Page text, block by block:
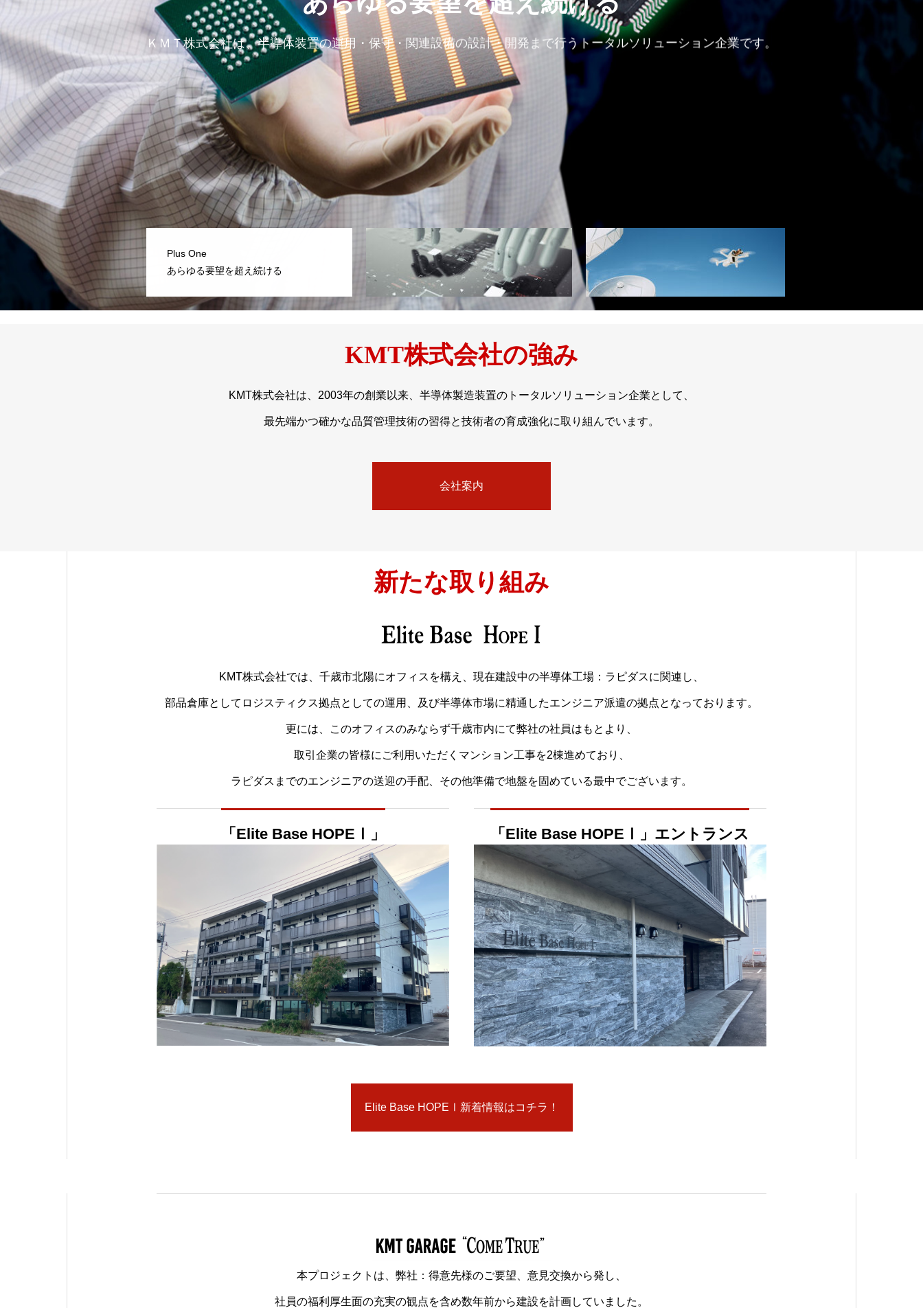
Loading
最先端テクノロジーの支え
未来を創造する
KMT株式会社の強み
KMT株式会社は、2003年の創業以来、半導体製造装置のトータルソリューション企業として、
最先端かつ確かな品質管理技術の習得と技術者の育成強化に取り組んでいます。
会社案内
新たな取り組み
KMT株式会社では、千歳市北陽にオフィスを構え、現在建設中の半導体工場：ラピダスに関連し、
部品倉庫としてロジスティクス拠点としての運用、及び半導体市場に精通したエンジニア派遣の拠点となっております。
更には、このオフィスのみならず千歳市内にて弊社の社員はもとより、
取引企業の皆様にご利用いただくマンション工事を2棟進めており、
ラピダスまでのエンジニアの送迎の手配、その他準備で地盤を固めている最中でございます。
「Elite Base HOPEⅠ」 「Elite Base HOPEⅠ」エントランス
Elite Base HOPEⅠ新着情報はコチラ！
本プロジェクトは、弊社：得意先様のご要望、意見交換から発し、
社員の福利厚生面の充実の観点を含め数年前から建設を計画していました。